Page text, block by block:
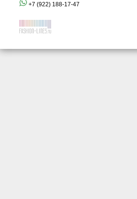
+7 (922) 188-17-47